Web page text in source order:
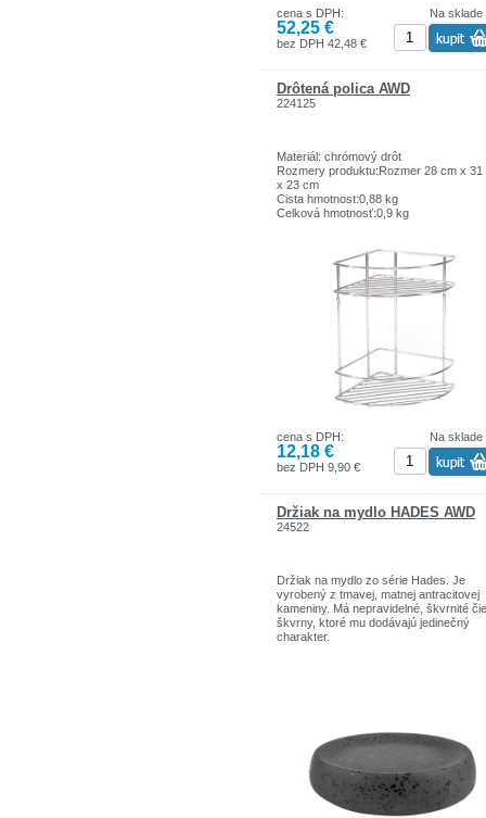
Pred zakúpením odporúčame
rozmery vašej záchodovej misy a
ich s rozmermi záchodovej dosky. Ak
nejaké pochybnosti, kontaktujte nás.
Na sklade
cena s DPH:
52,25 €
bez DPH 42,48 €
Drôtená polica AWD
224125
Materiál: chrómový drôt
Rozmery produktu:Rozmer 28 cm x 31
x 23 cm
Cista hmotnost:0,88 kg
Celková hmotnosť:0,9 kg
Na sklade
cena s DPH:
12,18 €
bez DPH 9,90 €
Držiak na mydlo HADES AWD
24522
Držiak na mydlo zo série Hades. Je
vyrobený z tmavej, matnej antracitovej
kameniny. Má nepravidelné, škvrnité
škvrny, ktoré mu dodávajú jedinečný
charakter.